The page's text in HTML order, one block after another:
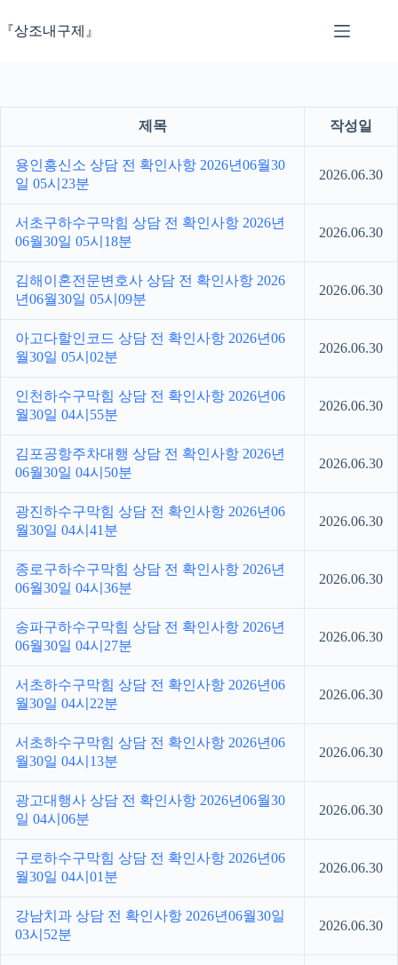
문『상조내구제』
제목 작성일
용인흥신소 상담 전 확인사항 2026년06월30
일 05시23분
2026.06.30
서초구하수구막힘 상담 전 확인사항 2026년
06월30일 05시18분
2026.06.30
김해이혼전문변호사 상담 전 확인사항 2026
년06월30일 05시09분
2026.06.30
아고다할인코드 상담 전 확인사항 2026년06
월30일 05시02분
2026.06.30
인천하수구막힘 상담 전 확인사항 2026년06
월30일 04시55분
2026.06.30
김포공항주차대행 상담 전 확인사항 2026년
06월30일 04시50분
2026.06.30
광진하수구막힘 상담 전 확인사항 2026년06
월30일 04시41분
2026.06.30
종로구하수구막힘 상담 전 확인사항 2026년
06월30일 04시36분
2026.06.30
송파구하수구막힘 상담 전 확인사항 2026년
06월30일 04시27분
2026.06.30
서초하수구막힘 상담 전 확인사항 2026년06
월30일 04시22분
2026.06.30
서초하수구막힘 상담 전 확인사항 2026년06
월30일 04시13분
2026.06.30
광고대행사 상담 전 확인사항 2026년06월30
일 04시06분
2026.06.30
구로하수구막힘 상담 전 확인사항 2026년06
월30일 04시01분
2026.06.30
강남치과 상담 전 확인사항 2026년06월30일
03시52분
2026.06.30